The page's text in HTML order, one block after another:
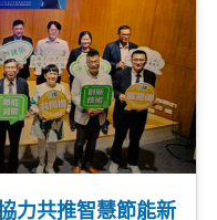
力共推智慧節能新